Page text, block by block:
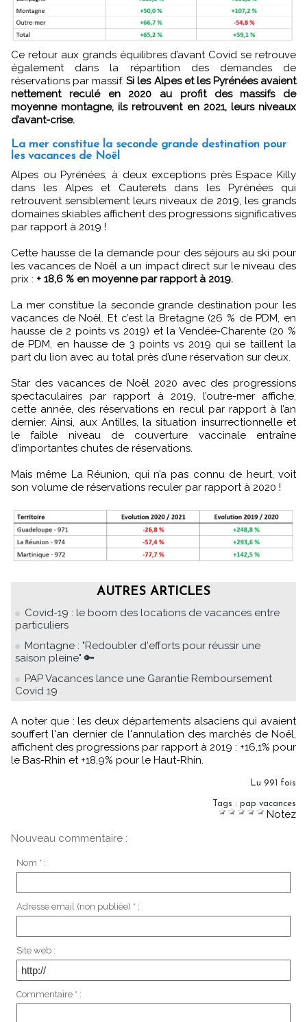
Ce retour aux grands équilibres d’avant Covid se retrouve
également dans la répartition des demandes de
réservations par massif.Si les Alpes et les Pyrénées avaient
nettement reculé en 2020 au profit des massifs de
moyenne montagne, ils retrouvent en 2021, leurs niveaux
d’avant-crise.
La mer constitue la seconde grande destination pour
les vacances de Noël
Alpes ou Pyrénées, à deux exceptions près Espace Killy
dans les Alpes et Cauterets dans les Pyrénées qui
retrouvent sensiblement leurs niveaux de 2019, les grands
domaines skiables affichent des progressions significatives
par rapport à 2019 !
Cette hausse de la demande pour des séjours au ski pour
les vacances de Noël a un impact direct sur le niveau des
prix : + 18,6 % en moyenne par rapport à 2019.
La mer constitue la seconde grande destination pour les
vacances de Noël. Et c’est la Bretagne (26 % de PDM, en
hausse de 2 points vs 2019) et la Vendée-Charente (20 %
de PDM, en hausse de 3 points vs 2019 qui se taillent la
part du lion avec au total près d’une réservation sur deux.
Star des vacances de Noël 2020 avec des progressions
spectaculaires par rapport à 2019, l’outre-mer affiche,
cette année, des réservations en recul par rapport à l’an
dernier. Ainsi, aux Antilles, la situation insurrectionnelle et
le faible niveau de couverture vaccinale entraîne
d’importantes chutes de réservations.
Mais même La Réunion, qui n’a pas connu de heurt, voit
son volume de réservations reculer par rapport à 2020 !
AUTRES ARTICLES
Covid-19 : le boom des locations de vacances entre
particuliers
Montagne : "Redoubler d'efforts pour réussir une
saison pleine" 🔑
PAP Vacances lance une Garantie Remboursement
Covid 19
A noter que : les deux départements alsaciens qui avaient
souffert l'an dernier de l'annulation des marchés de Noël,
affichent des progressions par rapport à 2019 : +16,1% pour
le Bas-Rhin et +18,9% pour le Haut-Rhin.
Lu 991 fois
Tags : pap vacances
Notez
Nouveau commentaire :
Nom * :
Adresse email (non publiée) * :
Site web :
Commentaire * :